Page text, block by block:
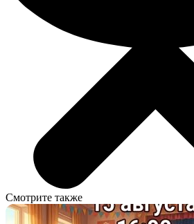
Смотрите также